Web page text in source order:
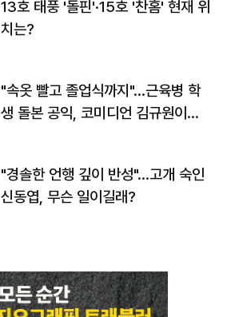
13호 태풍 '돌핀'·15호 '찬홈' 현재 위
치는?
"속옷 빨고 졸업식까지"…근육병 학
생 돌본 공익, 코미디언 김규원이었
"경솔한 언행 깊이 반성"…고개 숙인
신동엽, 무슨 일이길래?